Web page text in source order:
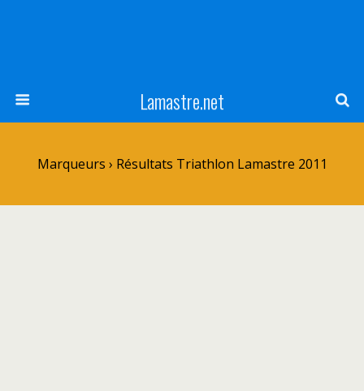
Lamastre.net
Marqueurs › Résultats Triathlon Lamastre 2011